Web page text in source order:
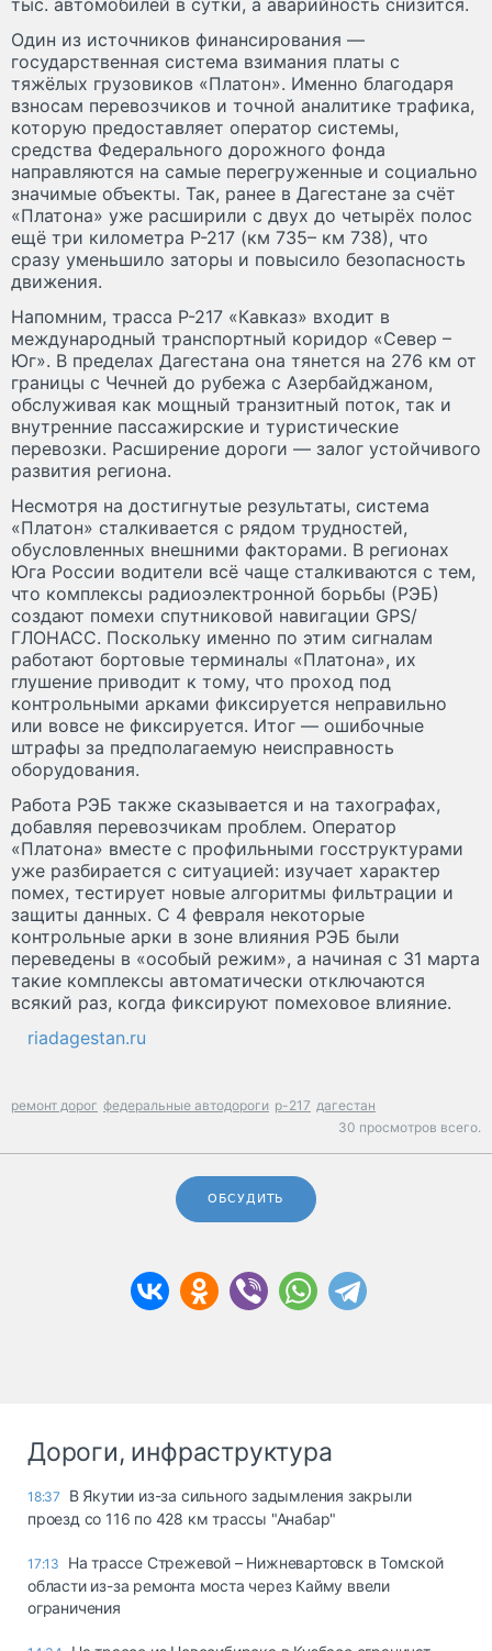
тыс. автомобилей в сутки, а аварийность снизится.
Один из источников финансирования —
государственная система взимания платы с
тяжёлых грузовиков «Платон». Именно благодаря
взносам перевозчиков и точной аналитике трафика,
которую предоставляет оператор системы,
средства Федерального дорожного фонда
направляются на самые перегруженные и социально
значимые объекты. Так, ранее в Дагестане за счёт
«Платона» уже расширили с двух до четырёх полос
ещё три километра Р-217 (км 735– км 738), что
сразу уменьшило заторы и повысило безопасность
движения.
Напомним, трасса Р-217 «Кавказ» входит в
международный транспортный коридор «Север –
Юг». В пределах Дагестана она тянется на 276 км от
границы с Чечней до рубежа с Азербайджаном,
обслуживая как мощный транзитный поток, так и
внутренние пассажирские и туристические
перевозки. Расширение дороги — залог устойчивого
развития региона.
Несмотря на достигнутые результаты, система
«Платон» сталкивается с рядом трудностей,
обусловленных внешними факторами. В регионах
Юга России водители всё чаще сталкиваются с тем,
что комплексы радиоэлектронной борьбы (РЭБ)
создают помехи спутниковой навигации GPS/
ГЛОНАСС. Поскольку именно по этим сигналам
работают бортовые терминалы «Платона», их
глушение приводит к тому, что проход под
контрольными арками фиксируется неправильно
или вовсе не фиксируется. Итог — ошибочные
штрафы за предполагаемую неисправность
оборудования.
Работа РЭБ также сказывается и на тахографах,
добавляя перевозчикам проблем. Оператор
«Платона» вместе с профильными госструктурами
уже разбирается с ситуацией: изучает характер
помех, тестирует новые алгоритмы фильтрации и
защиты данных. С 4 февраля некоторые
контрольные арки в зоне влияния РЭБ были
переведены в «особый режим», а начиная с 31 марта
такие комплексы автоматически отключаются
всякий раз, когда фиксируют помеховое влияние.
riadagestan.ru
ремонт дорог федеральные автодороги р-217 дагестан
30 просмотров всего.
ОБСУДИТЬ
Дороги, инфраструктура
18:37
В Якутии из-за сильного задымления закрыли
проезд со 116 по 428 км трассы "Анабар"
17:13
На трассе Стрежевой – Нижневартовск в Томской
области из-за ремонта моста через Кайму ввели
ограничения